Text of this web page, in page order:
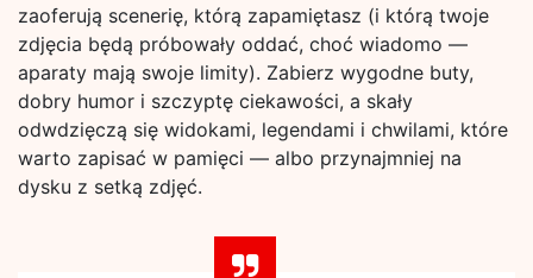
zaoferują scenerię, którą zapamiętasz (i którą twoje
zdjęcia będą próbowały oddać, choć wiadomo —
aparaty mają swoje limity). Zabierz wygodne buty,
dobry humor i szczyptę ciekawości, a skały
odwdzięczą się widokami, legendami i chwilami, które
warto zapisać w pamięci — albo przynajmniej na
dysku z setką zdjęć.